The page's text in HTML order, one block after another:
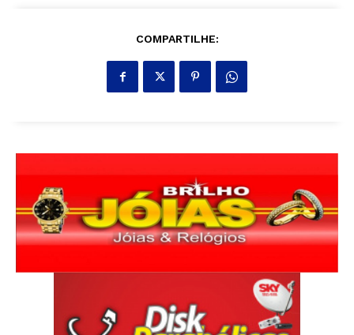
COMPARTILHE: